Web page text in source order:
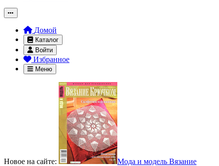
Домой
Каталог
Войти
Избранное
Меню
Новое на сайте: Мода и модель Вязание